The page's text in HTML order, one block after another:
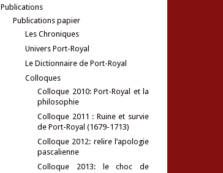
Publications
Publications papier
Les Chroniques
Univers Port-Royal
Le Dictionnaire de Port-Royal
Colloques
Colloque 2010: Port-Royal et la
philosophie
Colloque 2011 : Ruine et survie
de Port-Royal (1679-1713)
Colloque 2012: relire l’apologie
pascalienne
Colloque 2013: le choc de